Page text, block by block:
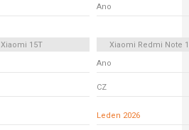
Ano
Xiaomi 15T
Xiaomi Redmi Note
Ano
CZ
Leden 2026